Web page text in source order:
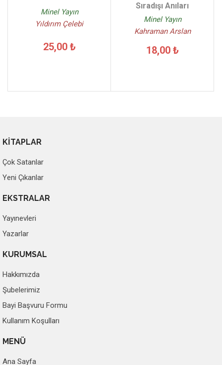
Minel Yayın
Yıldırım Çelebi
25,00 ₺
Sıradışı Anıları
Minel Yayın
Kahraman Arslan
18,00 ₺
KİTAPLAR
Çok Satanlar
Yeni Çıkanlar
EKSTRALAR
Yayınevleri
Yazarlar
KURUMSAL
Hakkımızda
Şubelerimiz
Bayi Başvuru Formu
Kullanım Koşulları
MENÜ
Ana Sayfa